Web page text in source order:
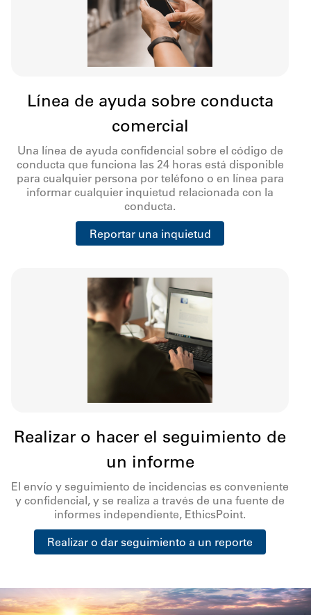
Línea de ayuda sobre conducta
comercial
Una línea de ayuda confidencial sobre el código de
conducta que funciona las 24 horas está disponible
para cualquier persona por teléfono o en línea para
informar cualquier inquietud relacionada con la
conducta.
Reportar una inquietud
Realizar o hacer el seguimiento de
un informe
El envío y seguimiento de incidencias es conveniente
y confidencial, y se realiza a través de una fuente de
informes independiente, EthicsPoint.
Realizar o dar seguimiento a un reporte